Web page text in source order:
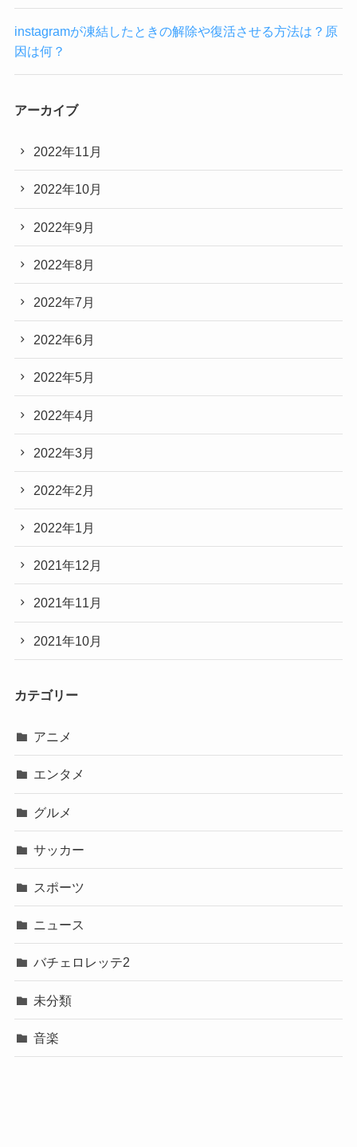
instagramが凍結したときの解除や復活させる方法は？原
因は何？
アーカイブ
2022年11月
2022年10月
2022年9月
2022年8月
2022年7月
2022年6月
2022年5月
2022年4月
2022年3月
2022年2月
2022年1月
2021年12月
2021年11月
2021年10月
カテゴリー
アニメ
エンタメ
グルメ
サッカー
スポーツ
ニュース
バチェロレッテ2
未分類
音楽